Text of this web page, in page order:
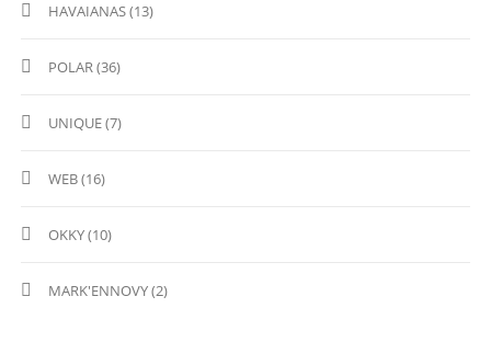
HAVAIANAS (13)
POLAR (36)
UNIQUE (7)
WEB (16)
OKKY (10)
MARK'ENNOVY (2)